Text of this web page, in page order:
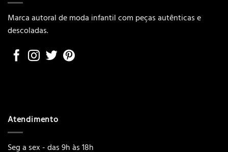
Marca autoral de moda infantil com peças autênticas e
descoladas.
Atendimento
Seg a sex - das 9h às 18h